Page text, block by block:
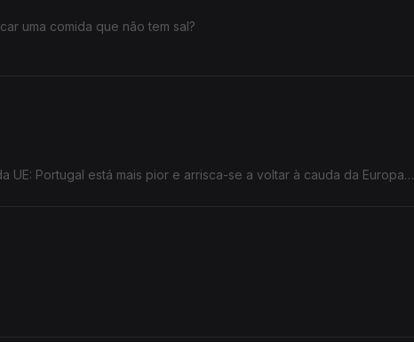
uma comida que não tem sal?
UE: Portugal está mais pior e arrisca-se a voltar à cauda da Europa».